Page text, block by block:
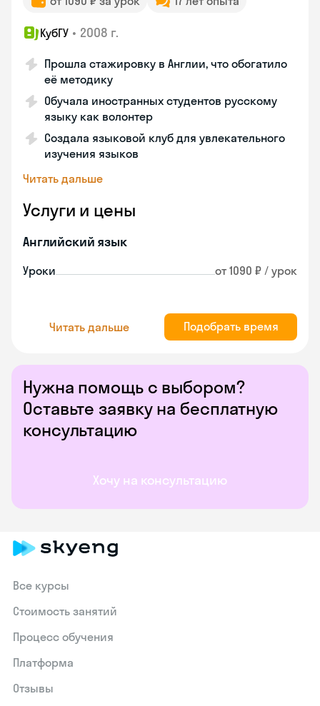
Нужна помощь с выбором?
Оставьте заявку на бесплатную
консультацию
Хочу на консультацию
КубГУ • 2008 г.
Прошла стажировку в Англии, что обогатило
её методику
Обучала иностранных студентов русскому
языку как волонтер
Создала языковой клуб для увлекательного
изучения языков
Читать дальше
Услуги и цены
Английский язык
Уроки от 1090 ₽ / урок
Читать дальше Подобрать время
Все курсы
Стоимость занятий
Процесс обучения
Платформа
Отзывы